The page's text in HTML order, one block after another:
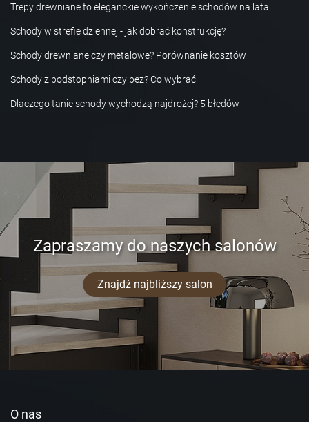
Trepy drewniane to eleganckie wykończenie schodów na lata
Schody w strefie dziennej - jak dobrać konstrukcję?
Schody drewniane czy metalowe? Porównanie kosztów
Schody z podstopniami czy bez? Co wybrać
Dlaczego tanie schody wychodzą najdrożej? 5 błędów
Zapraszamy do naszych salonów
Znajdź najbliższy salon
O nas